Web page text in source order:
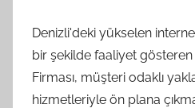
Denizli'deki yükselen
bir şekilde faaliyet gösteren
Firması, müşteri odaklı
hizmetleriyle ön plana